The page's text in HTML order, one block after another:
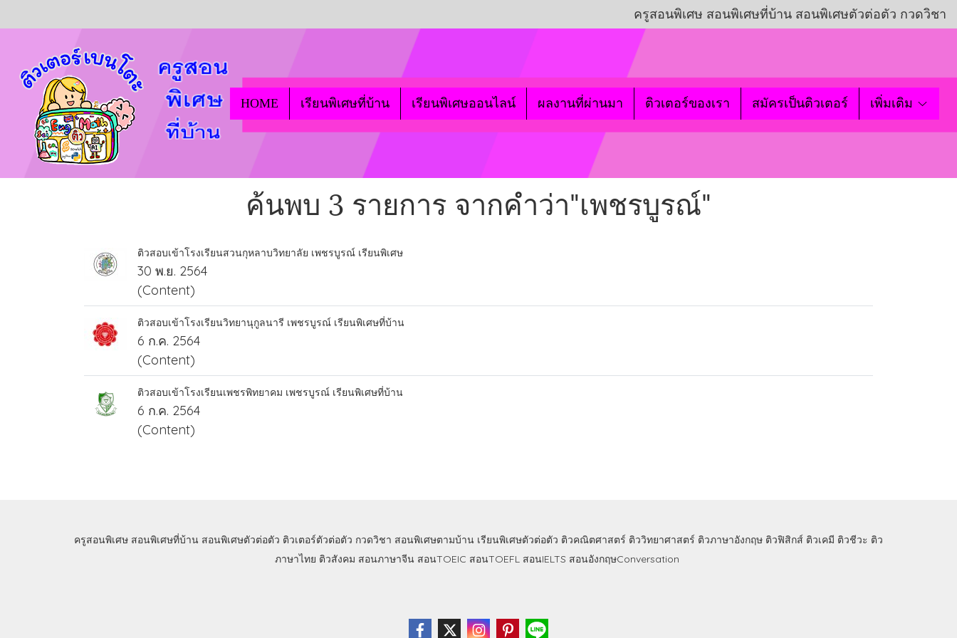
ครูสอนพิเศษ สอนพิเศษที่บ้าน สอนพิเศษตัวต่อตัว กวดวิชา
HOME เรียนพิเศษที่บ้าน เรียนพิเศษออนไลน์ ผลงานที่ผ่านมา ติวเตอร์ของเรา สมัครเป็นติวเตอร์ เพิ่มเติม
ค้นพบ 3 รายการ จากคำว่า"เพชรบูรณ์"
ติวสอบเข้าโรงเรียนสวนกุหลาบวิทยาลัย เพชรบูรณ์ เรียนพิเศษ
30 พ.ย. 2564
(Content)
ติวสอบเข้าโรงเรียนวิทยานุกูลนารี เพชรบูรณ์ เรียนพิเศษที่บ้าน
6 ก.ค. 2564
(Content)
ติวสอบเข้าโรงเรียนเพชรพิทยาคม เพชรบูรณ์ เรียนพิเศษที่บ้าน
6 ก.ค. 2564
(Content)
ครูสอนพิเศษ สอนพิเศษที่บ้าน สอนพิเศษตัวต่อตัว ติวเตอร์ตัวต่อตัว กวดวิชา สอนพิเศษตามบ้าน เรียนพิเศษตัวต่อตัว ติวคณิตศาสตร์ ติววิทยาศาสตร์ ติวภาษาอังกฤษ ติวฟิสิกส์ ติวเคมี ติวชีวะ ติว
ภาษาไทย ติวสังคม สอนภาษาจีน สอนTOEIC สอนTOEFL สอนIELTS สอนอังกฤษConversation